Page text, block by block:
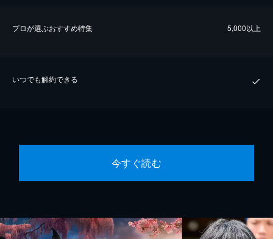
プロが選ぶおすすめ特集 5,000以上
いつでも解約できる
今すぐ読む